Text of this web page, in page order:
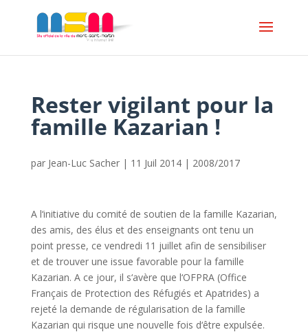
Rester vigilant pour la
famille Kazarian !
par Jean-Luc Sacher| 11 Juil 2014| 2008/2017
A l‘initiative du comité de soutien de la famille Kazarian,
des amis, des élus et des enseignants ont tenu un
point presse, ce vendredi 11 juillet afin de sensibiliser
et de trouver une issue favorable pour la famille
Kazarian. A ce jour, il s‘avère que l‘OFPRA (Office
Français de Protection des Réfugiés et Apatrides) a
rejeté la demande de régularisation de la famille
Kazarian qui risque une nouvelle fois d‘être expulsée.